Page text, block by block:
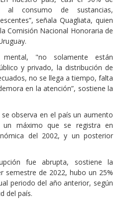
al consumo de sustancias,
señala Quagliata, quien
Comisión Nacional Honoraria de
"no solamente están
y privado, la distribución de
no se llega a tiempo, falta
en la atención”, sostiene la
observa en el país un aumento
un máximo que se registra en
del 2002, y un posterior
fue abrupta, sostiene la
semestre de 2022, hubo un 25%
periodo del año anterior, según
del país.